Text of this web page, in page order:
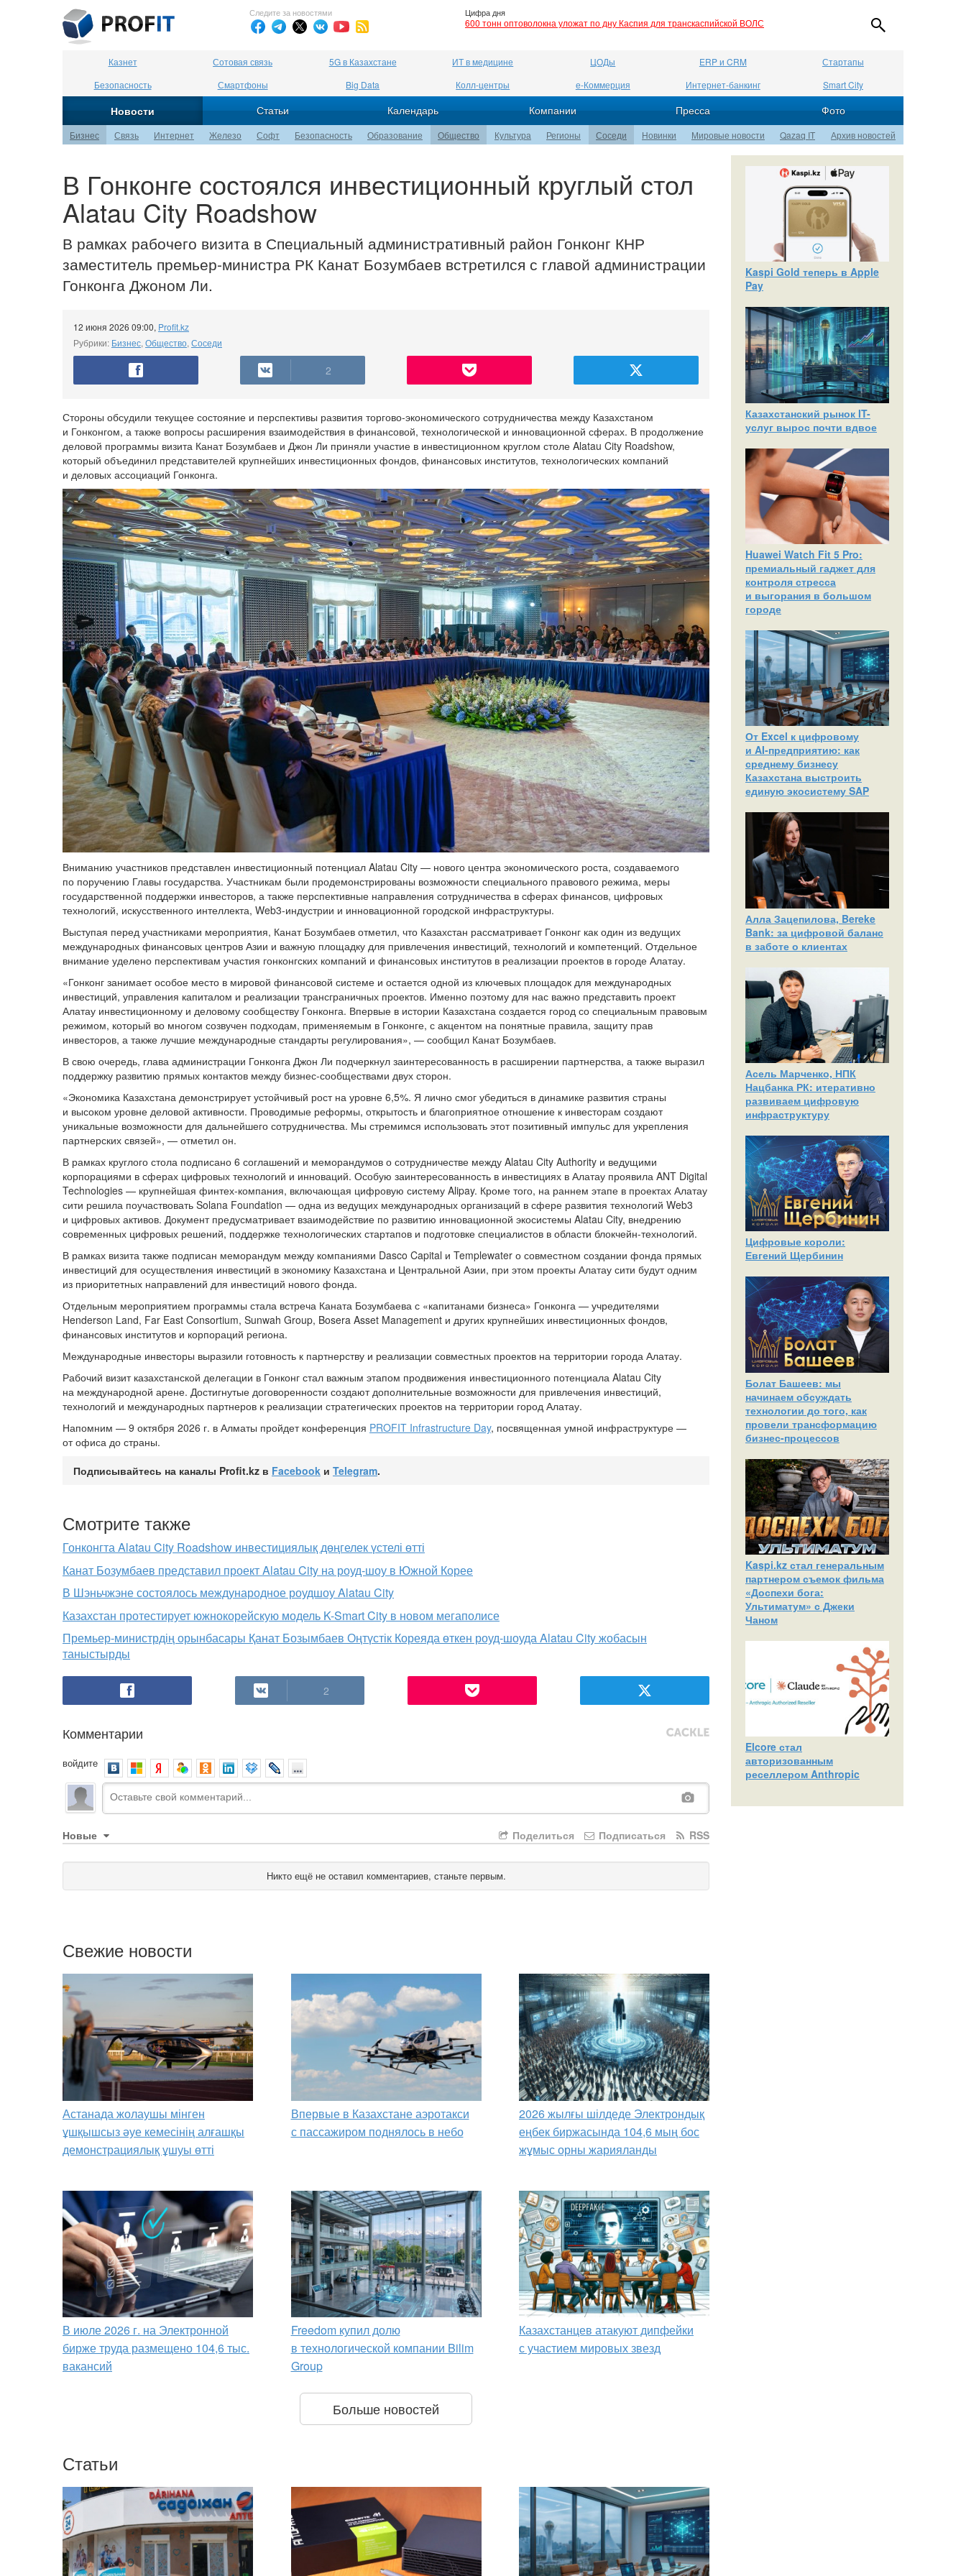
Следите за новостями Цифра дня
600 тонн оптоволокна уложат по дну Каспия для транскаспийской ВОЛС
Казнет Сотовая связь 5G в Казахстане ИТ в медицине ЦОДы ERP и CRM
Стартапы
Безопасность
Смартфоны Big Data Колл-центры е-Коммерция Интернет-банкинг Smart City
Новости Статьи Календарь Компании Пресса Фото
Бизнес Связь Интернет Железо Софт Безопасность Образование Общество Культура Регионы Соседи Новинки Мировые новости Qazaq IT Архив новостей
В Гонконге состоялся инвестиционный круглый стол
Alatau City Roadshow
В рамках рабочего визита в Специальный административный район Гонконг КНР
заместитель премьер-министра РК Канат Бозумбаев встретился с главой администрации
Гонконга Джоном Ли.
12 июня 2026 09:00, Profit.kz
Рубрики: Бизнес, Общество, Соседи
2
Стороны обсудили текущее состояние и перспективы развития торгово-экономического сотрудничества между Казахстаном
и Гонконгом, а также вопросы расширения взаимодействия в финансовой, технологической и инновационной сферах. В продолжение
деловой программы визита Канат Бозумбаев и Джон Ли приняли участие в инвестиционном круглом столе Alatau City Roadshow,
который объединил представителей крупнейших инвестиционных фондов, финансовых институтов, технологических компаний
и деловых ассоциаций Гонконга.
Вниманию участников представлен инвестиционный потенциал Alatau City — нового центра экономического роста, создаваемого
по поручению Главы государства. Участникам были продемонстрированы возможности специального правового режима, меры
государственной поддержки инвесторов, а также перспективные направления сотрудничества в сферах финансов, цифровых
технологий, искусственного интеллекта, Web3-индустрии и инновационной городской инфраструктуры.
Выступая перед участниками мероприятия, Канат Бозумбаев отметил, что Казахстан рассматривает Гонконг как один из ведущих
международных финансовых центров Азии и важную площадку для привлечения инвестиций, технологий и компетенций. Отдельное
внимание уделено перспективам участия гонконгских компаний и финансовых институтов в реализации проектов в городе Алатау.
«Гонконг занимает особое место в мировой финансовой системе и остается одной из ключевых площадок для международных
инвестиций, управления капиталом и реализации трансграничных проектов. Именно поэтому для нас важно представить проект
Алатау инвестиционному и деловому сообществу Гонконга. Впервые в истории Казахстана создается город со специальным правовым
режимом, который во многом созвучен подходам, применяемым в Гонконге, с акцентом на понятные правила, защиту прав
инвесторов, а также лучшие международные стандарты регулирования», — сообщил Канат Бозумбаев.
В свою очередь, глава администрации Гонконга Джон Ли подчеркнул заинтересованность в расширении партнерства, а также выразил
поддержку развитию прямых контактов между бизнес-сообществами двух сторон.
«Экономика Казахстана демонстрирует устойчивый рост на уровне 6,5%. Я лично смог убедиться в динамике развития страны
и высоком уровне деловой активности. Проводимые реформы, открытость и благоприятное отношение к инвесторам создают
уникальные возможности для дальнейшего сотрудничества. Мы стремимся использовать этот позитивный импульс для укрепления
партнерских связей», — отметил он.
В рамках круглого стола подписано 6 соглашений и меморандумов о сотрудничестве между Alatau City Authority и ведущими
корпорациями в сферах цифровых технологий и инноваций. Особую заинтересованность в инвестициях в Алатау проявила ANT Digital
Technologies — крупнейшая финтех-компания, включающая цифровую систему Alipay. Кроме того, на раннем этапе в проектах Алатау
сити решила поучаствовать Solana Foundation — одна из ведущих международных организаций в сфере развития технологий Web3
и цифровых активов. Документ предусматривает взаимодействие по развитию инновационной экосистемы Alatau City, внедрению
современных цифровых решений, поддержке технологических стартапов и подготовке специалистов в области блокчейн-технологий.
В рамках визита также подписан меморандум между компаниями Dasco Capital и Templewater о совместном создании фонда прямых
инвестиций для осуществления инвестиций в экономику Казахстана и Центральной Азии, при этом проекты Алатау сити будут одним
из приоритетных направлений для инвестиций нового фонда.
Отдельным мероприятием программы стала встреча Каната Бозумбаева с «капитанами бизнеса» Гонконга — учредителями
Henderson Land, Far East Consortium, Sunwah Group, Bosera Asset Management и других крупнейших инвестиционных фондов,
финансовых институтов и корпораций региона.
Международные инвесторы выразили готовность к партнерству и реализации совместных проектов на территории города Алатау.
Рабочий визит казахстанской делегации в Гонконг стал важным этапом продвижения инвестиционного потенциала Alatau City
на международной арене. Достигнутые договоренности создают дополнительные возможности для привлечения инвестиций,
технологий и международных партнеров к реализации стратегических проектов на территории город Алатау.
Напомним — 9 октября 2026 г. в Алматы пройдет конференция PROFIT Infrastructure Day, посвященная умной инфраструктуре —
от офиса до страны.
Подписывайтесь на каналы Profit.kz в Facebook и Telegram.
Смотрите также
Гонконгта Alatau City Roadshow инвестициялық дөңгелек үстелі өтті
Канат Бозумбаев представил проект Alatau City на роуд-шоу в Южной Корее
В Шэньчжэне состоялось международное роудшоу Alatau City
Казахстан протестирует южнокорейскую модель K-Smart City в новом мегаполисе
Премьер-министрдің орынбасары Қанат Бозымбаев Оңтүстік Кореяда өткен роуд-шоуда Alatau City жобасын
таныстырды
2
Комментарии
войдите
Новые RSS
Подписаться
Поделиться
Никто ещё не оставил комментариев, станьте первым.
Свежие новости
Астанада жолаушы мінген
ұшқышсыз әуе кемесінің алғашқы
демонстрациялық ұшуы өтті
Впервые в Казахстане аэротакси
с пассажиром поднялось в небо
2026 жылғы шілдеде Электрондық
еңбек биржасында 104,6 мың бос
жұмыс орны жарияланды
В июле 2026 г. на Электронной
бирже труда размещено 104,6 тыс.
вакансий
Freedom купил долю
в технологической компании Bilim
Group
Казахстанцев атакуют дипфейки
с участием мировых звезд
Больше новостей
Статьи
Kaspi Gold теперь в Apple
Pay
Казахстанский рынок IT-
услуг вырос почти вдвое
Huawei Watch Fit 5 Pro:
премиальный гаджет для
контроля стресса
и выгорания в большом
городе
От Excel к цифровому
и AI‑предприятию: как
среднему бизнесу
Казахстана выстроить
единую экосистему SAP
Алла Зацепилова, Bereke
Bank: за цифровой баланс
в заботе о клиентах
Асель Марченко, НПК
Нацбанка РК: итеративно
развиваем цифровую
инфраструктуру
Цифровые короли:
Евгений Щербинин
Болат Башеев: мы
начинаем обсуждать
технологии до того, как
провели трансформацию
бизнес-процессов
Kaspi.kz стал генеральным
партнером съемок фильма
«Доспехи бога:
Ультиматум» с Джеки
Чаном
Elcore стал
авторизованным
реселлером Anthropic